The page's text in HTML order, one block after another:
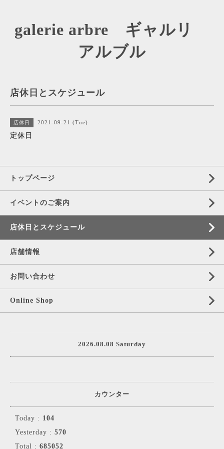
galerie arbre ギャルリ
アルブル
店休日とスケジュール
店休日 2021-09-21 (Tue)
定休日
トップページ
イベントのご案内
店休日とスケジュール
店舗情報
お問い合わせ
Online Shop
2026.08.08 Saturday
カウンター
Today : 104
Yesterday : 570
Total : 685052